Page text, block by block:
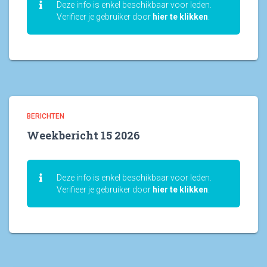
Deze info is enkel beschikbaar voor leden.
Verifieer je gebruiker door hier te klikken
BERICHTEN
Weekbericht 15 2026
Deze info is enkel beschikbaar voor leden.
Verifieer je gebruiker door hier te klikken